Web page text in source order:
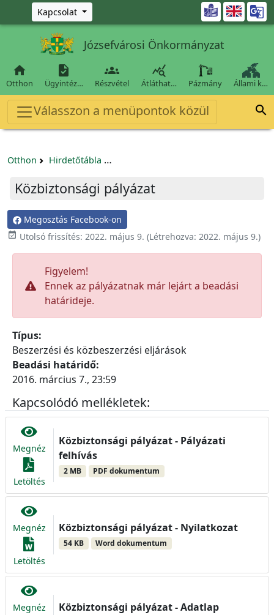
Ugrás a fő tartalomra
Kapcsolat 
Józsefvárosi Önkormányzat

Otthon

Ügyintéz…

Részvétel

Átláthat… Pázmány Állami k…
Válasszon a menüpontok közül 
Otthon Hirdetőtábla
Közbiztonsági pályázat
Megosztás Facebook-on
 Utolsó frissítés: 2022. május 9. (Létrehozva: 2022. május 9.)
Figyelem!
Ennek az pályázatnak már lejárt a beadási
határideje.
Típus:
Beszerzési és közbeszerzési eljárások
Beadási határidő:
2016. március 7., 23:59
Kapcsolódó mellékletek:
Megnéz
Letöltés
Közbiztonsági pályázat - Pályázati
felhívás
2 MB PDF dokumentum
Megnéz
Letöltés
Közbiztonsági pályázat - Nyilatkozat
54 KB Word dokumentum
Megnéz Közbiztonsági pályázat - Adatlap